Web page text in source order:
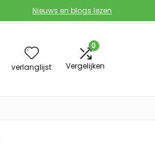
Nieuws en blogs lezen
verlanglijst
0
Vergelijken